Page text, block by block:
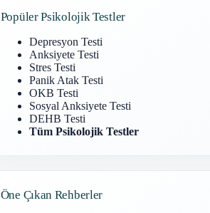
Popüler Psikolojik Testler
Depresyon Testi
Anksiyete Testi
Stres Testi
Panik Atak Testi
OKB Testi
Sosyal Anksiyete Testi
DEHB Testi
Tüm Psikolojik Testler
Öne Çıkan Rehberler